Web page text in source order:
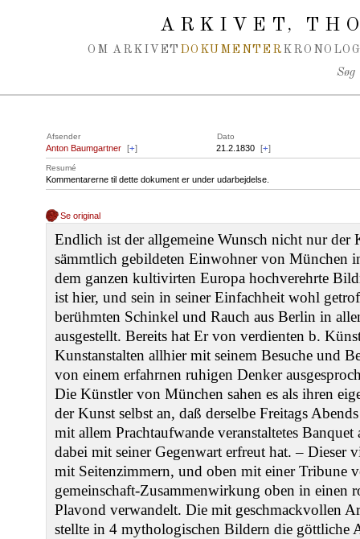
ARKIVET,
OM ARKIVET DOKUMENTER
Søg
Afsender Dato
Anton Baumgartner [+] 21.2.1830 [+]
Resumé
Kommentarerne til dette dokument er under udarbejdelse.
Se original
Endlich ist der allgemeine Wunsch nicht nur der
sämmtlich gebildeten Einwohner von München
dem ganzen kultivirten Europa hochverehrte
ist hier, und sein in seiner Einfachheit wohl
berühmten Schinkel und Rauch aus Berlin in
ausgestellt. Bereits hat Er von verdienten b.
Kunstanstalten allhier mit seinem Besuche und
von einem erfahrnen ruhigen Denker
Die Künstler von München sahen es als ihren
der Kunst selbst an, daß derselbe Freitags
mit allem Prachtaufwande veranstaltetes
dabei mit seiner Gegenwart erfreut hat. ‒ Dieser
mit Seitenzimmern, und oben mit einer Tribune
gemeinschaft-Zusammenwirkung oben in einen
Plavond verwandelt. Die mit geschmackvollen
stellte in 4 mythologischen Bildern die göttliche